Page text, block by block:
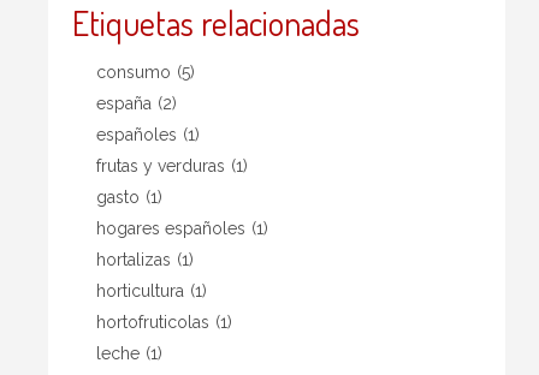
Etiquetas relacionadas
consumo (5)
españa (2)
españoles (1)
frutas y verduras (1)
gasto (1)
hogares españoles (1)
hortalizas (1)
horticultura (1)
hortofruticolas (1)
leche (1)